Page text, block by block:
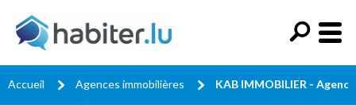
Accueil Agences immobilières KAB IMMOBILIER -